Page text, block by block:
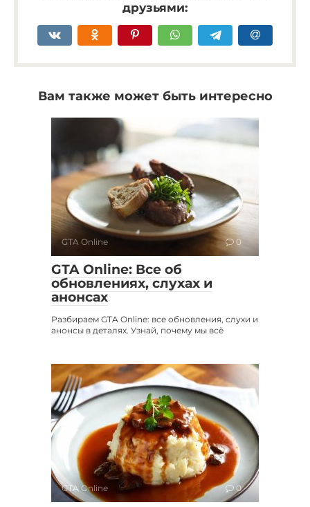
друзьями:
Вам также может быть интересно
GTA Online 0
GTA Online: Все об
обновлениях, слухах и
анонсах
Разбираем GTA Online: все обновления, слухи и
анонсы в деталях. Узнай, почему мы всё
GTA Online 0